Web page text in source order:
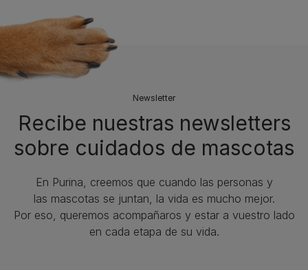
Newsletter
Recibe nuestras newsletters
sobre cuidados de mascotas​
En Purina, creemos que cuando las personas y
las mascotas se juntan, la vida es mucho mejor.
Por eso, queremos acompañaros y estar a vuestro lado
en cada etapa de su vida.​